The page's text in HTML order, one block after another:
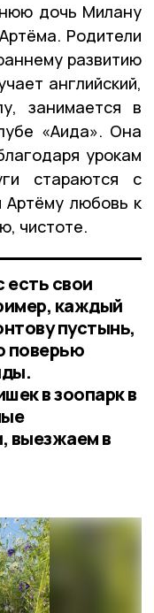
дочь Милану
Родители
развитию
английский,
занимается в
«Аида». Она
урокам
стараются с
Артёму любовь к
чистоте.
есть свои
каждый
пустынь,
поверью
в зоопарк в
выезжаем в